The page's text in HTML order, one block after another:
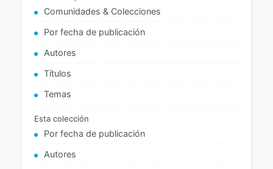
Comunidades & Colecciones
Por fecha de publicación
Autores
Títulos
Temas
Esta colección
Por fecha de publicación
Autores